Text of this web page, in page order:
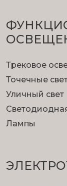
Трековое
Точечные
Уличный свет
Лампы